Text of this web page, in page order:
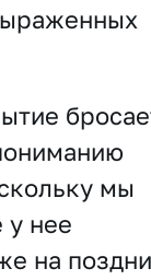
мы
у нее
на